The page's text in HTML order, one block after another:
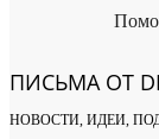
ПИСЬМА ОТ
НОВОСТИ, ИДЕИ,